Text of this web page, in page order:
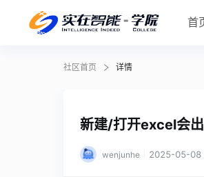
首
社区首页 详情
新建/打开excel会
wenjunhe 2025-05-08